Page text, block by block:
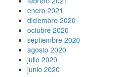
enero 2021
diciembre 2020
octubre 2020
septiembre 2020
agosto 2020
julio 2020
junio 2020